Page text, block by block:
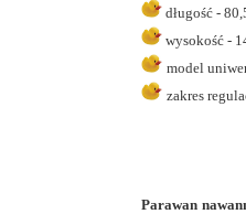
długość -
wysokość -
model
zakres
Parawan